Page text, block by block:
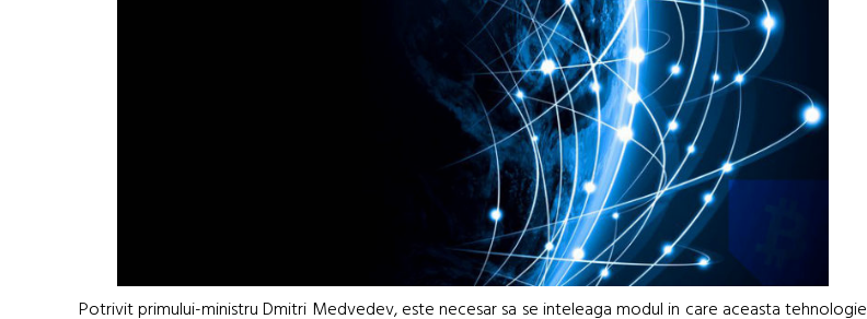
Potrivit primului-ministru Dmitri Medvedev, este necesar sa se inteleaga modul in care aceasta tehnologie